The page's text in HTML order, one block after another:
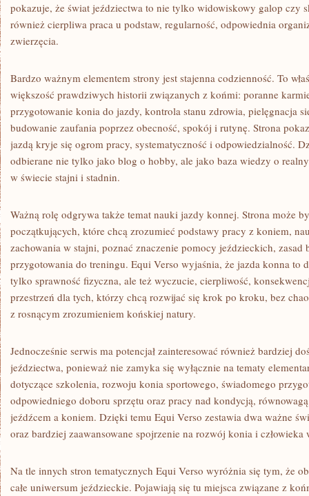
pokazuje, że świat jeździectwa to nie tylko widowiskowy galop czy
również cierpliwa praca u podstaw, regularność, odpowiednia
zwierzęcia.
Bardzo ważnym elementem strony jest stajenna codzienność. To
większość prawdziwych historii związanych z końmi: poranne
przygotowanie konia do jazdy, kontrola stanu zdrowia, pielęgnacja
budowanie zaufania poprzez obecność, spokój i rutynę. Strona
jazdą kryje się ogrom pracy, systematyczność i odpowiedzialność.
odbierane nie tylko jako blog o hobby, ale jako baza wiedzy o
w świecie stajni i stadnin.
Ważną rolę odgrywa także temat nauki jazdy konnej. Strona może
początkujących, które chcą zrozumieć podstawy pracy z koniem,
zachowania w stajni, poznać znaczenie pomocy jeździeckich, zasad
przygotowania do treningu. Equi Verso wyjaśnia, że jazda konna to
tylko sprawność fizyczna, ale też wyczucie, cierpliwość,
przestrzeń dla tych, którzy chcą rozwijać się krok po kroku, bez
z rosnącym zrozumieniem końskiej natury.
Jednocześnie serwis ma potencjał zainteresować również bardziej
jeździectwa, ponieważ nie zamyka się wyłącznie na tematy
dotyczące szkolenia, rozwoju konia sportowego, świadomego
odpowiedniego doboru sprzętu oraz pracy nad kondycją,
jeźdźcem a koniem. Dzięki temu Equi Verso zestawia dwa ważne
oraz bardziej zaawansowane spojrzenie na rozwój konia i
Na tle innych stron tematycznych Equi Verso wyróżnia się tym, że
całe uniwersum jeździeckie. Pojawiają się tu miejsca związane z